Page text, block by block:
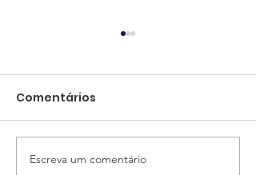
Veleiro Lasquinê Pelir
Comentários
Escreva um comentário